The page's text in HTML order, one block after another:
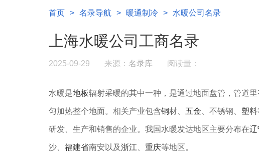
首页 > 名录导航 > 暖通制冷 > 水暖公司名录
上海水暖公司工商名录
2025-09-29 来源： 名录库 阅读量：
水暖是地板辐射采暖的其中一种，是通过地面盘管，管道
匀加热整个地面。相关产业包含铜材、 五金 、不锈钢、 塑料
研发、生产和销售的企业。我国水暖发达地区主要分布在辽
沙、 福建省南安以及浙江 重庆等地区。